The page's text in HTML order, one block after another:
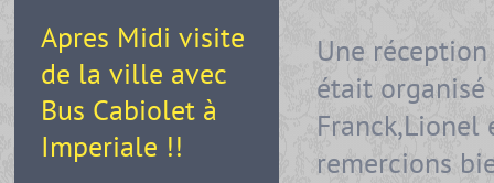
Apres Midi visite
de la ville avec
Bus Cabiolet à
Imperiale !!
Une
était organisé
Franck,Lionel
remercions